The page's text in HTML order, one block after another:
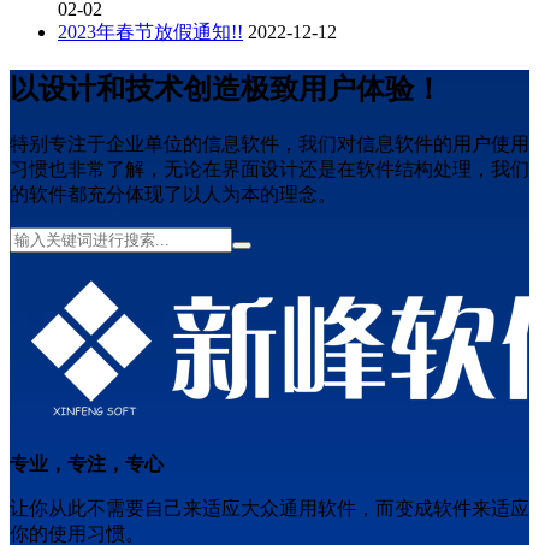
02-02
2023年春节放假通知!! 2022-12-12
以设计和技术创造极致用户体验！
特别专注于企业单位的信息软件，我们对信息软件的用户使用
习惯也非常了解，无论在界面设计还是在软件结构处理，我们
的软件都充分体现了以人为本的理念。
专业，专注，专心
让你从此不需要自己来适应大众通用软件，而变成软件来适应
你的使用习惯。